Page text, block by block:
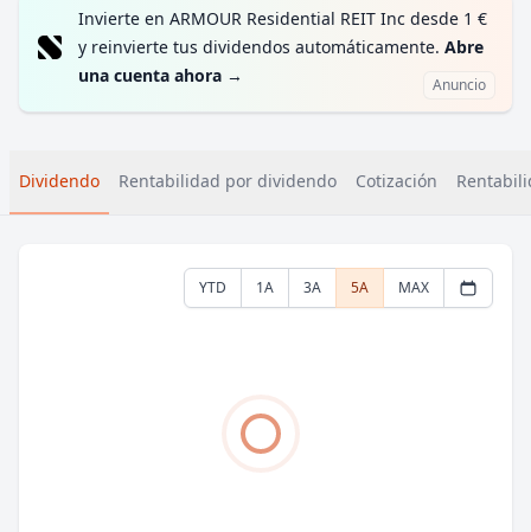
Invierte en ARMOUR Residential REIT Inc desde 1 €
y reinvierte tus dividendos automáticamente. Abre
una cuenta ahora → Anuncio
Dividendo Rentabilidad por dividendo Cotización
YTD 1A 3A 5A MAX